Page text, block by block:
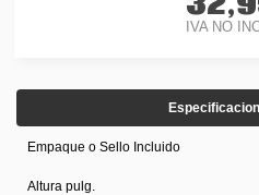
IVA NO
Empaque o Sello Incluido
Altura pulg.